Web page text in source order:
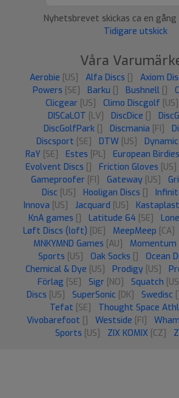
Nyhetsbrevet skickas ca en gång
Tidigare utskick
Våra
Aerobie [US] Alfa Discs Axiom
Powers [SE] Barku Bushnell
Clicgear [US] Climo Discgolf [US]
DISCaLOT [LV] DiscDice
DiscGolfPark
Discmania [FI]
Discsport [SE] DTW [US]
RaY [SE] Estes [PL] European Birdies
Evolvent Discs
Friction Gloves [US]
Gameproofer [FI] Gateway [US]
Disc [US] Hooligan Discs
Innova [US] Jacquard [US] Kastaplast
KnA games
Latitude 64 [SE]
Løft Discs (loft) [DE] MeepMeep [CA]
MNKYMND Games [AU] Momentum
Sports [US] Oak Socks Ocean
Chemical & Dye [US] Prodigy [US]
Förlag [SE] Sigr [NO] Squatch [US]
Discs [US] SuperSonic [DK] Swedisc
Tefat [SE] Thought Space
Vivobarefoot
Westside [FI]
Sports [US] ZIX KOMIX [CZ]